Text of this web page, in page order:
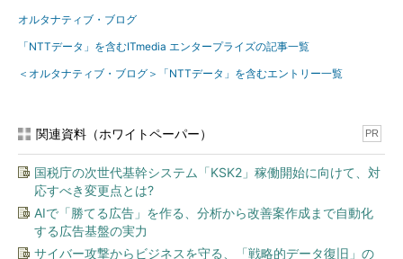
オルタナティブ・ブログ
「NTTデータ」を含むITmedia エンタープライズの記事一覧
＜オルタナティブ・ブログ＞「NTTデータ」を含むエントリー一覧
関連資料（ホワイトペーパー） PR
国税庁の次世代基幹システム「KSK2」稼働開始に向けて、対
応すべき変更点とは?
AIで「勝てる広告」を作る、分析から改善案作成まで自動化
する広告基盤の実力
サイバー攻撃からビジネスを守る、「戦略的データ復旧」の